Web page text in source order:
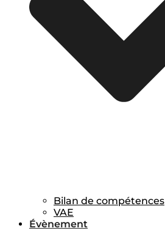
Bilan de compétences
VAE
Évènement